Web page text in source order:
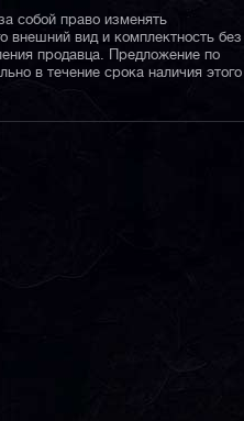
собой право изменять
внешний вид и комплектность без
продавца. Предложение по
в течение срока наличия этого